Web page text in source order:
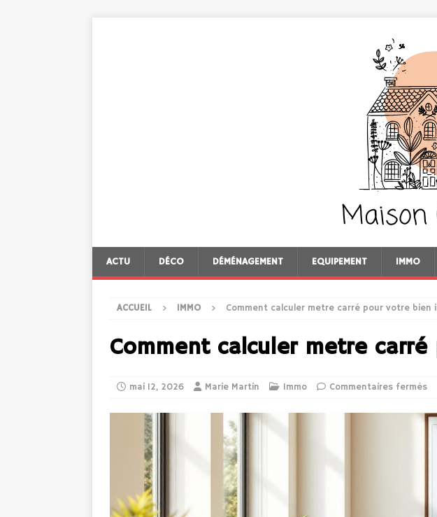
ACTU DÉCO DÉMÉNAGEMENT EQUIPEMENT IMMO
ACCUEIL IMMO Comment calculer metre carré pour votre bien
Comment calculer metre
mai 12, 2026 Marie Martin Immo Commentaires fermés